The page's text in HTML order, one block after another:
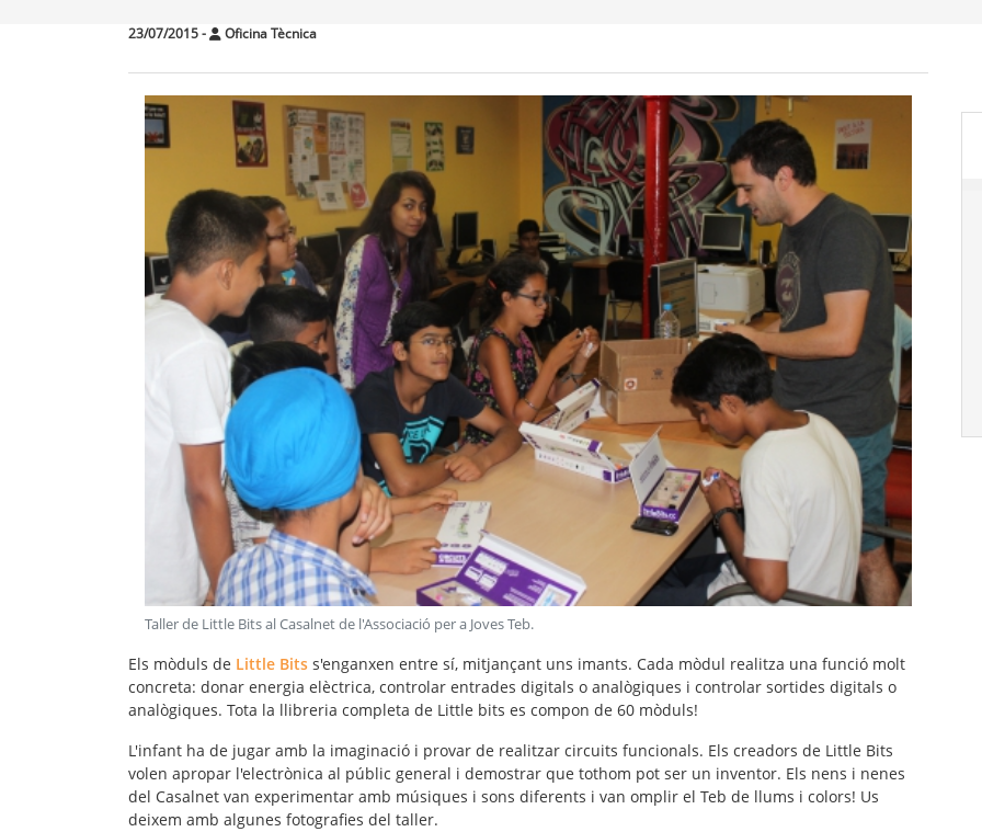
23/07/2015- Oficina Tècnica
Taller de Little Bits al Casalnet de l'Associació per a Joves Teb.
Els mòduls de Little Bits s'enganxen entre sí, mitjançant uns imants. Cada mòdul realitza una funció molt
concreta: donar energia elèctrica, controlar entrades digitals o analògiques i controlar sortides digitals o
analògiques. Tota la llibreria completa de Little bits es compon de 60 mòduls!
L'infant ha de jugar amb la imaginació i provar de realitzar circuits funcionals. Els creadors de Little Bits
volen apropar l'electrònica al públic general i demostrar que tothom pot ser un inventor. Els nens i nenes
del Casalnet van experimentar amb músiques i sons diferents i van omplir el Teb de llums i colors! Us
deixem amb algunes fotografies del taller.